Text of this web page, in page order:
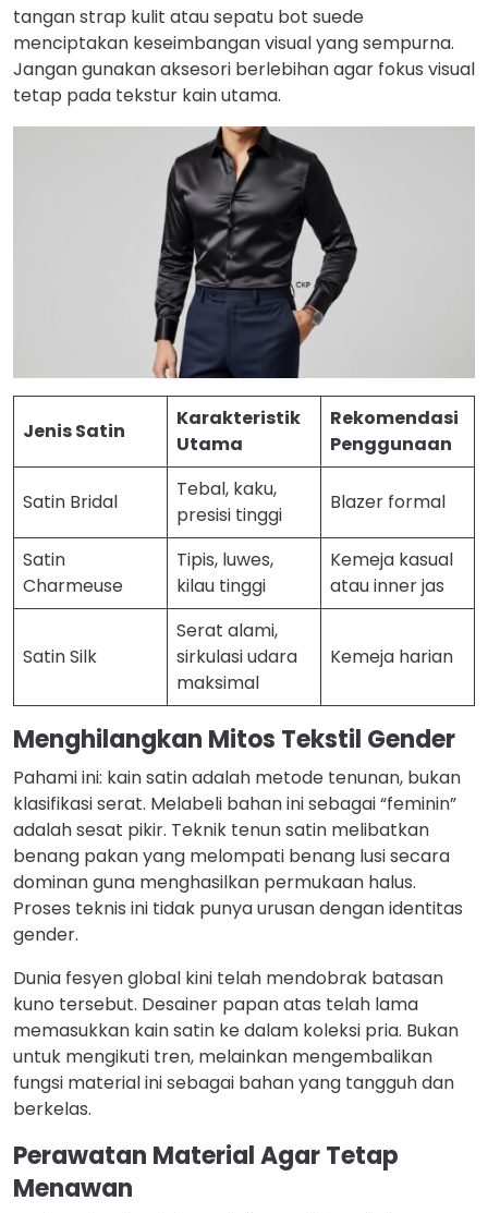
tangan strap kulit atau sepatu bot suede
menciptakan keseimbangan visual yang sempurna.
Jangan gunakan aksesori berlebihan agar fokus visual
tetap pada tekstur kain utama.
Jenis Satin
Karakteristik
Utama
Rekomendasi
Penggunaan
Satin Bridal
Tebal, kaku,
presisi tinggi
Blazer formal
Satin
Charmeuse
Tipis, luwes,
kilau tinggi
Kemeja kasual
atau inner jas
Satin Silk
Serat alami,
sirkulasi udara
maksimal
Kemeja harian
Menghilangkan Mitos Tekstil Gender
Pahami ini: kain satin adalah metode tenunan, bukan
klasifikasi serat. Melabeli bahan ini sebagai “feminin”
adalah sesat pikir. Teknik tenun satin melibatkan
benang pakan yang melompati benang lusi secara
dominan guna menghasilkan permukaan halus.
Proses teknis ini tidak punya urusan dengan identitas
gender.
Dunia fesyen global kini telah mendobrak batasan
kuno tersebut. Desainer papan atas telah lama
memasukkan kain satin ke dalam koleksi pria. Bukan
untuk mengikuti tren, melainkan mengembalikan
fungsi material ini sebagai bahan yang tangguh dan
berkelas.
Perawatan Material Agar Tetap
Menawan